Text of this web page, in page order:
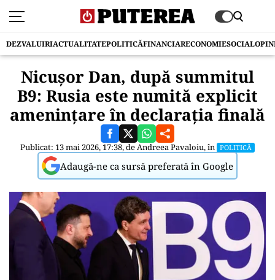
DEZVALUIRIACTUALITATEPOLITICĂFINANCIARECONOMIESOCIAL
Nicușor Dan, după summitul
B9: Rusia este numită explicit
amenințare în declarația finală
Publicat: 13 mai 2026, 17:38, deAndreea Pavaloiu, în POLITICĂ
Adaugă-ne ca sursă preferată în Google